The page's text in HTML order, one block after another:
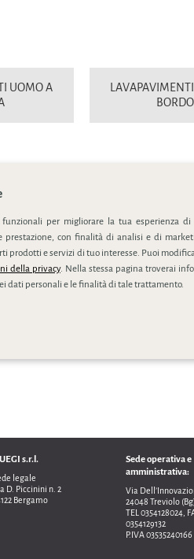
UOMO A
BORDO
s.r.l.
legale
D. Piccinini n. 2
Bergamo
Sede operativa e
amministrativa:
Via
24048 Treviolo
TEL 0354128024,
0354129132
P.IVA 03535240166
per migliorare la tua esperienza
prestazione, con finalità di analisi e di
prodotti e servizi di tuo interesse. Puoi
della privacy. Nella stessa pagina troverai
dati personali e le finalità di tale trattamento.